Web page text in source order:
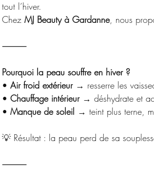
tout l’hiver.
Chez MJ Beauty à Gardanne, nous
⸻
Pourquoi la peau souffre en hiver ?
• Air froid extérieur → resserre les
• Chauffage intérieur → déshydrate et
• Manque de soleil → teint plus terne,
💡 Résultat : la peau perd de sa
⸻